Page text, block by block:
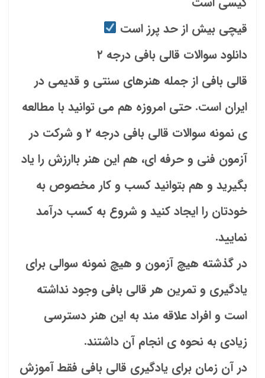
قیچی بیش از حد پرز است
دانلود سوالات قالی بافی درجه ۲
قالی بافی از جمله هنرهای سنتی و قدیمی در
ایران است. حتی امروزه هم می توانید با مطالعه
ی نمونه سوالات قالی بافی درجه ۲ و شرکت در
آزمون فنی و حرفه ای، هم این هنر باارزش را یاد
بگیرید و هم بتوانید کسب و کار مخصوص به
خودتان را ایجاد کنید و شروع به کسب درآمد
نمایید.
در گذشته هیچ آزمون و هیچ نمونه سوالی برای
یادگیری و تمرین هر قالی بافی وجود نداشته
است و افراد علاقه مند به این هنر دسترسی
زیادی به نحوه ی انجام آن داشتند.
در آن زمان برای یادگیری قالی بافی فقط آموزش